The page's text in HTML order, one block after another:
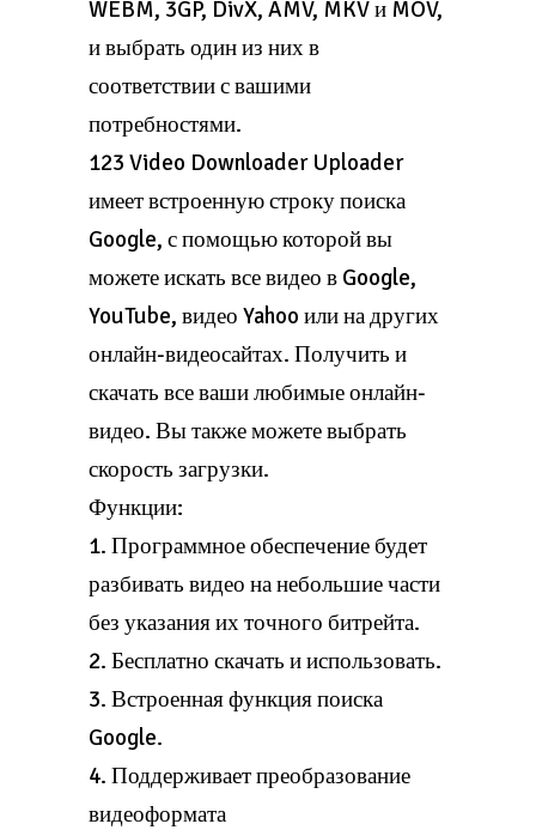
WEBM, 3GP, DivX, AMV, MKV и MOV,
и выбрать один из них в
соответствии с вашими
потребностями.
123 Video Downloader Uploader
имеет встроенную строку поиска
Google, с помощью которой вы
можете искать все видео в Google,
YouTube, видео Yahoo или на других
онлайн-видеосайтах. Получить и
скачать все ваши любимые онлайн-
видео. Вы также можете выбрать
скорость загрузки.
Функции:
1. Программное обеспечение будет
разбивать видео на небольшие части
без указания их точного битрейта.
2. Бесплатно скачать и использовать.
3. Встроенная функция поиска
Google.
4. Поддерживает преобразование
видеоформата